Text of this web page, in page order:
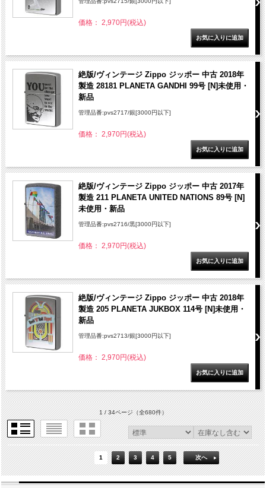
価格： 2,970円(税込)
絶版/ヴィンテージ Zippo ジッポー 中古 2018年
製造 28181 PLANETA GANDHI 99号 [N]未使用・
新品
管理品番:pvs2717/銀[3000円以下]
価格： 2,970円(税込)
絶版/ヴィンテージ Zippo ジッポー 中古 2017年
製造 211 PLANETA UNITED NATIONS 89号 [N]
未使用・新品
管理品番:pvs2716/黒[3000円以下]
価格： 2,970円(税込)
絶版/ヴィンテージ Zippo ジッポー 中古 2018年
製造 205 PLANETA JUKBOX 114号 [N]未使用・
新品
管理品番:pvs2713/銀[3000円以下]
価格： 2,970円(税込)
1 / 34ページ（全680件）
1 2 3 4 5 次へ